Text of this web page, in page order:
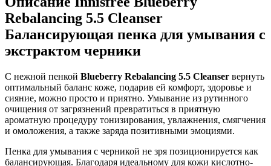
Rebalancing 5.5 Cleanser
Балансирующая пенка для умывания с
экстрактом черники
С нежной пенкой Blueberry Rebalancing 5.5 Cleanser вернуть
оптимальный баланс коже, подарив ей комфорт, здоровье и
сияние, можно просто и приятно. Умывание из рутинного
очищения от загрязнений превратиться в приятную
ароматную процедуру тонизирования, увлажнения, смягчения
и омоложения, а также заряда позитивными эмоциями.
Пенка для умывания с черникой не зря позиционируется как
балансирующая. Благодаря идеальному для кожи кислотно-